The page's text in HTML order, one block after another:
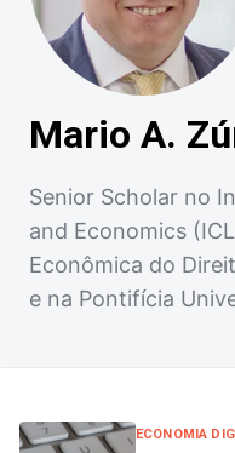
Mario A.
Senior Scholar no
and Economics
Econômica do
e na Pontifícia
ECONOMIA